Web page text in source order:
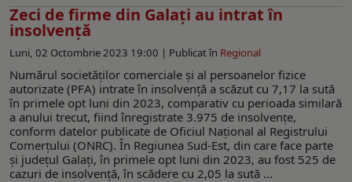
Zeci de firme din Galați au intrat în
insolvență
Luni, 02 Octombrie 2023 19:00 | Publicat în Regional
Numărul societăţilor comerciale şi al persoanelor fizice
autorizate (PFA) intrate în insolvenţă a scăzut cu 7,17 la sută
în primele opt luni din 2023, comparativ cu perioada similară
a anului trecut, fiind înregistrate 3.975 de insolvenţe,
conform datelor publicate de Oficiul Naţional al Registrului
Comerţului (ONRC). În Regiunea Sud-Est, din care face parte
și județul Galați, în primele opt luni din 2023, au fost 525 de
cazuri de insolvență, în scădere cu 2,05 la sută ...